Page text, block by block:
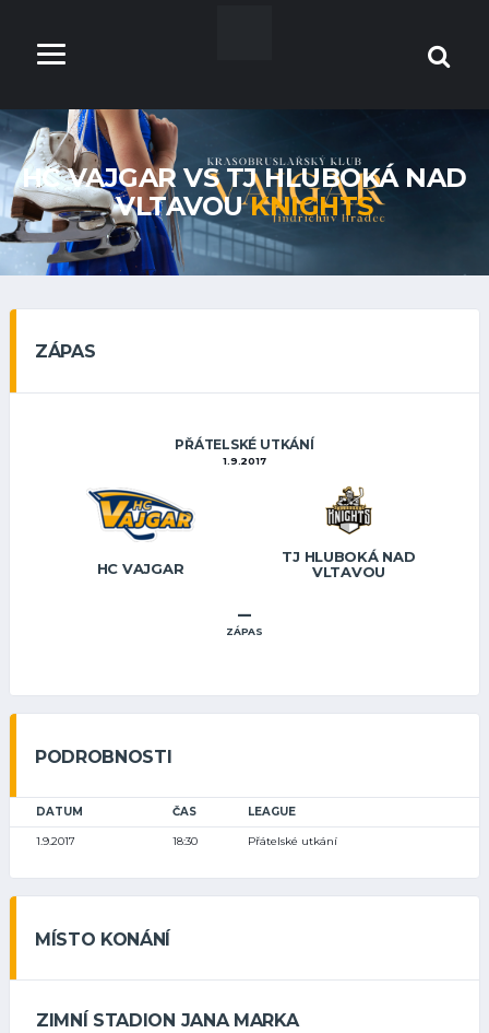
HC VAJGAR VS TJ HLUBOKÁ NAD
VLTAVOUKNIGHTS
ZÁPAS
PŘÁTELSKÉ UTKÁNÍ
1.9.2017
HC VAJGAR
TJ HLUBOKÁ NAD
VLTAVOU
–
ZÁPAS
PODROBNOSTI
DATUM ČAS LEAGUE
1.9.2017 18:30 Přátelské utkání
MÍSTO KONÁNÍ
ZIMNÍ STADION JANA MARKA